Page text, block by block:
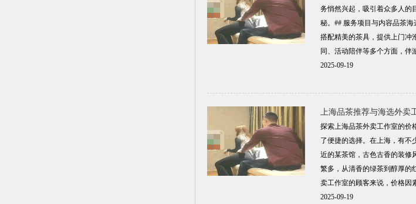
务悄然兴起，吸引着众多人的
秘。## 服务项目与内容品茶
搭配精美的茶具，提供上门冲
同、活动陪伴等多个方面，伴
2025-09-19
上海品茶推荐与海选外卖
探索上海品茶外卖工作室的价
了便捷的选择。在上海，有不
近的某茶馆，古色古香的装修
繁多，从清香的绿茶到醇厚的
卖工作室的顾客来说，价格因
2025-09-19